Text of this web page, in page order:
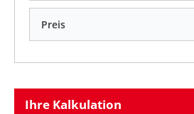
Preis
Ihre Kalkulation